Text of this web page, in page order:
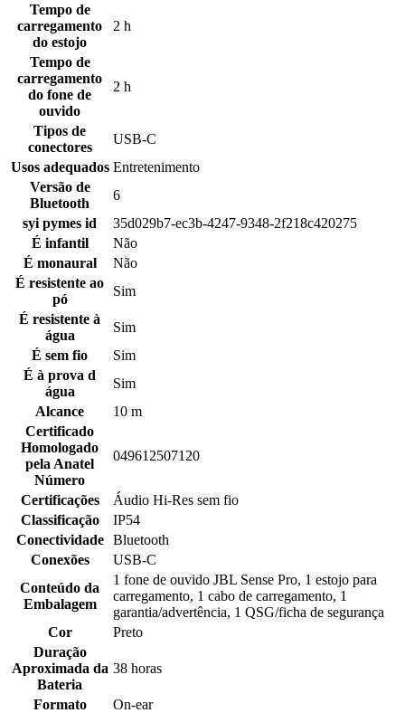
Tempo de
carregamento
do estojo
2 h
Tempo de
carregamento
do fone de
ouvido
2 h
Tipos de
conectores
USB-C
Usos adequados Entretenimento
Versão de
Bluetooth
6
syi pymes id
35d029b7-ec3b-4247-9348-2f218c420275
É infantil
Não
É monaural
Não
É resistente ao
pó
Sim
É resistente à
água
Sim
É sem fio
Sim
É à prova d
água
Sim
Alcance
10 m
Certificado
Homologado
pela Anatel
Número
049612507120
Certificações
Áudio Hi-Res sem fio
Classificação
IP54
Conectividade
Bluetooth
Conexões
USB-C
Conteúdo da
Embalagem
1 fone de ouvido JBL Sense Pro, 1 estojo para
carregamento, 1 cabo de carregamento, 1
garantia/advertência, 1 QSG/ficha de segurança
Cor
Preto
Duração
Aproximada da
Bateria
38 horas
Formato
On-ear